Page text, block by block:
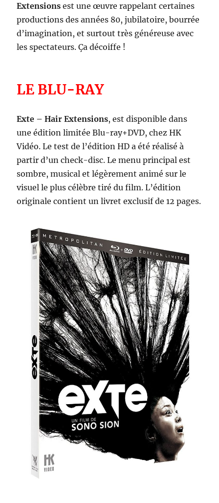
Extensions est une œuvre rappelant certaines
productions des années 80, jubilatoire, bourrée
d’imagination, et surtout très généreuse avec
les spectateurs. Ça décoiffe !
LE BLU-RAY
Exte – Hair Extensions, est disponible dans
une édition limitée Blu-ray+DVD, chez HK
Vidéo. Le test de l’édition HD a été réalisé à
partir d’un check-disc. Le menu principal est
sombre, musical et légèrement animé sur le
visuel le plus célèbre tiré du film. L’édition
originale contient un livret exclusif de 12 pages.